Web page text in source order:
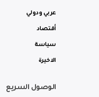
عربي ودولي
أقتصاد
سياسة
الاخيرة
الوصول السريع